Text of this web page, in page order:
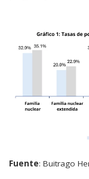
Fuente: Buitrago